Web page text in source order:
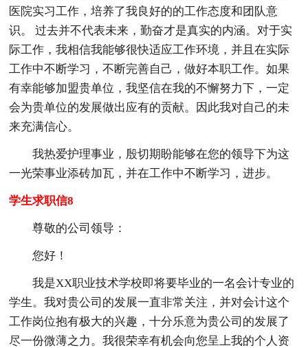
医院实习工作，培养了我良好的的工作态度和团队意
识。 过去并不代表未来，勤奋才是真实的内涵。对于实
际工作，我相信我能够很快适应工作环境，并且在实际
工作中不断学习，不断完善自己，做好本职工作。如果
有幸能够加盟贵单位，我坚信在我的不懈努力下，一定
会为贵单位的发展做出应有的贡献。因此我对自己的未
来充满信心。
我热爱护理事业，殷切期盼能够在您的领导下为这
一光荣事业添砖加瓦，并在工作中不断学习，进步。
学生求职信8
尊敬的公司领导：
您好！
我是XX职业技术学校即将要毕业的一名会计专业的
学生。我对贵公司的发展一直非常关注，并对会计这个
工作岗位抱有极大的兴趣，十分乐意为贵公司的发展了
尽一份微薄之力。我很荣幸有机会向您呈上我的个人资